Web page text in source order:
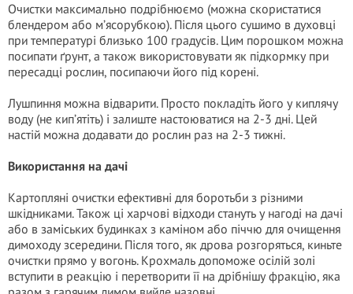
Очистки максимально подрібнюємо (можна скористатися
блендером або м’ясорубкою). Після цього сушимо в духовці
при температурі близько 100 градусів. Цим порошком можна
посипати ґрунт, а також використовувати як підкормку при
пересадці рослин, посипаючи його під корені.
Лушпиння можна відварити. Просто покладіть його у киплячу
воду (не кип’ятіть) і залиште настоюватися на 2-3 дні. Цей
настій можна додавати до рослин раз на 2-3 тижні.
Використання на дачі
Картопляні очистки ефективні для боротьби з різними
шкідниками. Також ці харчові відходи стануть у нагоді на дачі
або в заміських будинках з каміном або піччю для очищення
димоходу зсередини. Після того, як дрова розгоряться, киньте
очистки прямо у вогонь. Крохмаль допоможе осілій золі
вступити в реакцію і перетворити її на дрібнішу фракцію, яка